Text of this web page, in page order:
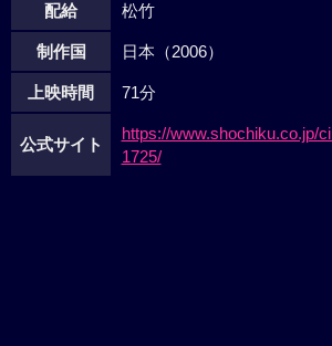
配給 松竹
制作国 日本（2006）
上映時間 71分
公式サイト
https://www.shochiku.co.jp/
1725/